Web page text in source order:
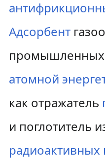
Адсорбент
промышленных
атомной
как отражатель
и поглотитель
радиоактивных